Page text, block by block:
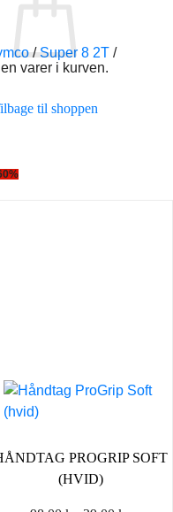
varer i kurven.
til shoppen
/ Super 8 2T /
PROGRIP SOFT
(HVID)